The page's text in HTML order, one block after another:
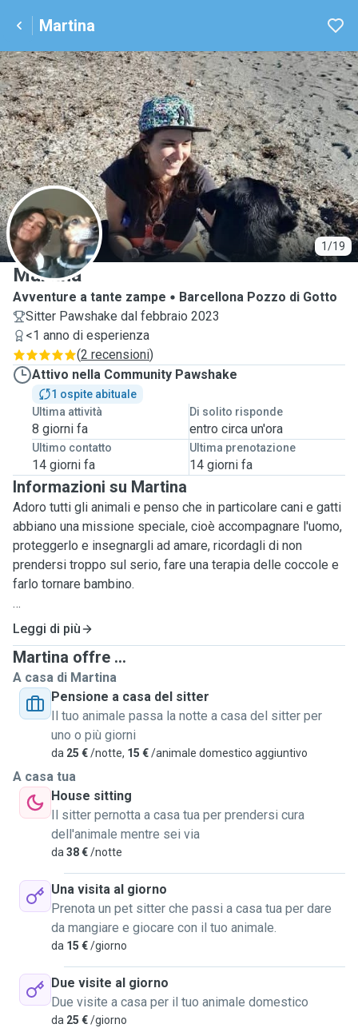
Martina
1/19
M
Martina
Avventure a tante zampe
Barcellona Pozzo di Gotto
Sitter Pawshake dal febbraio 2023
<1 anno di esperienza
(2 recensioni)
Attivo nella Community Pawshake
1 ospite abituale
Ultima attività
8 giorni fa
Di solito risponde
entro circa un'ora
Ultimo contatto
14 giorni fa
Ultima prenotazione
14 giorni fa
Informazioni su Martina
Adoro tutti gli animali e penso che in particolare cani e gatti
abbiano una missione speciale, cioè accompagnare l'uomo,
proteggerlo e insegnargli ad amare, ricordagli di non
prendersi troppo sul serio, fare una terapia delle coccole e
farlo tornare bambino.
Sto in una casa con giardino in cui poter ospitare uno o più
cani che si conoscono, con me staranno al sicuro e faranno
tante ma tante passeggiate nella natura.
Ho esperienza con cani di varie razze, adoro i meticci e
sono anche volontaria al canile, tengo sia cuccioli che cani
anziani e grazie alla mia empatia riesco a capire cosa può
piacere loro o no.
In casa gli animali sono benvenuti ovunque tranne che su
letti e divani infatti chiedo di fornirmi un loro cuscino
comodo e in inverno anche una bella coperta, sono graditi
anche i loro giocattoli, le loro ciotole e il cibo che sono
soliti mangiare.
Oltre il servizio di alloggio sono disponibile anche per far
fare delle passeggiate al tuo cane se tu non puoi e anche a
venire a casa tua a dargli da mangiare se per qualche
motivo preferisci farlo stare a casa tua quando non ci sei.
I miei servizi consistono nel ricevere e tenere a casa mia i
tuoi animali quando non puoi stare con loro, che si tratti di
un weekend o che so tratti di periodi più lunghi , a casa mia
Leggi di più
Martina offre ...
A casa di Martina
Pensione a casa del sitter
Il tuo animale passa la notte a casa del sitter per
uno o più giorni
da 25 €/notte, 15 €/animale domestico aggiuntivo
A casa tua
House sitting
Il sitter pernotta a casa tua per prendersi cura
dell'animale mentre sei via
da 38 €/notte
Una visita al giorno
Prenota un pet sitter che passi a casa tua per dare
da mangiare e giocare con il tuo animale.
da 15 €/giorno
Due visite al giorno
Due visite a casa per il tuo animale domestico
da 25 €/giorno